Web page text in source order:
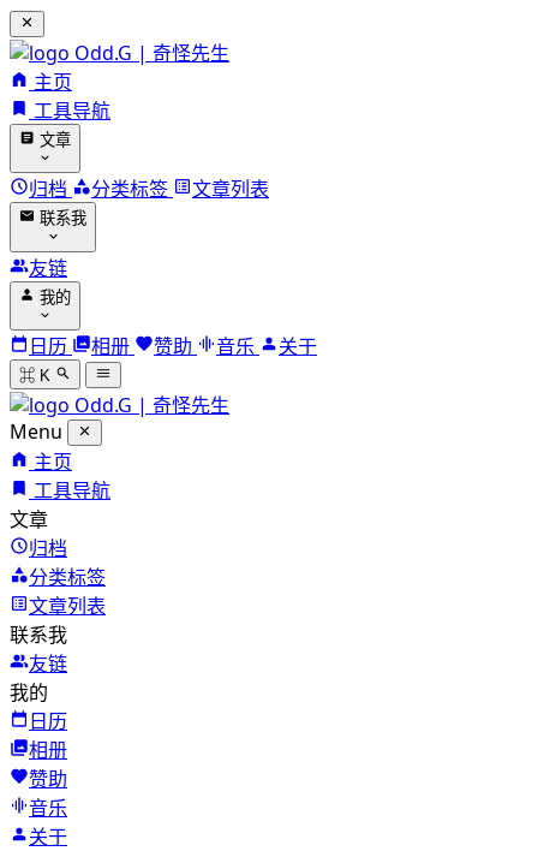
Odd.G | 奇怪先生
主页
工具导航
文章
归档 分类标签 文章列表
联系我
友链
我的
日历 相册 赞助 音乐 关于
⌘ K
Odd.G | 奇怪先生
Menu
主页
工具导航
文章
归档
分类标签
文章列表
联系我
友链
我的
日历
相册
赞助
音乐
关于